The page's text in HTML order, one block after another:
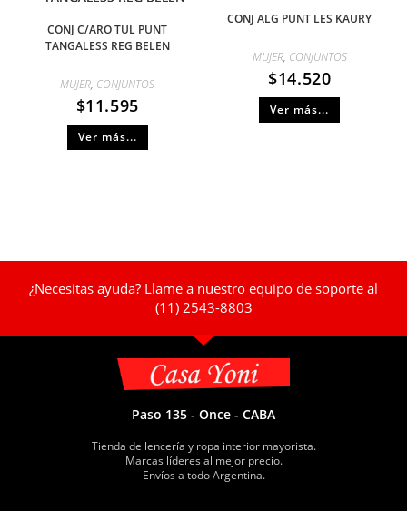
CONJ C/ARO TUL PUNT
TANGALESS REG BELEN
MUJER, CONJUNTOS
$11.595
Ver más...
CONJ ALG PUNT LES KAURY
MUJER, CONJUNTOS
$14.520
Ver más...
¿Necesitas ayuda? Llame a nuestro equipo de soporte al
(11) 2543-8803
Paso 135 - Once - CABA
Tienda de lencería y ropa interior mayorista.
Marcas líderes al mejor precio.
Envíos a todo Argentina.